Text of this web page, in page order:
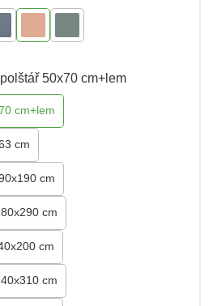
50x70 cm+lem
cm+lem
cm
cm
cm
cm
cm